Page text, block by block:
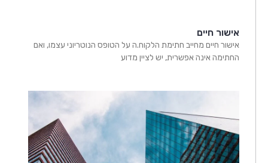
אישור חיים
אישור חיים מחייב חתימת הלקוח.ה על הטופס הנוטריוני עצמו, ואם
החתימה אינה אפשרית, יש לציין מדוע